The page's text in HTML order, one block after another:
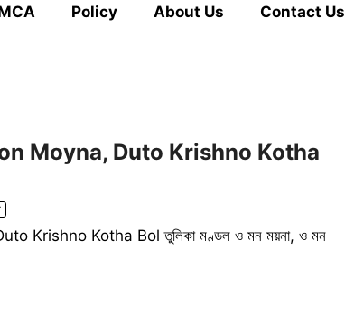
Policy About Us Contact Us
Mon Moyna, Duto Krishno Kotha
Krishno Kotha Bol তুলিকা মণ্ডল ও মন ময়না, ও মন